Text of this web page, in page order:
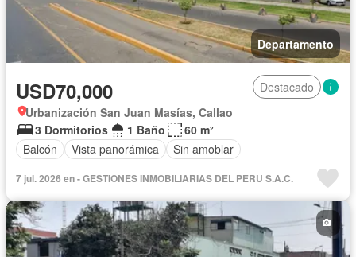
Departamento
USD70,000
Destacado
Urbanización San Juan Masías, Callao
3 Dormitorios
1 Baño
60 m²
Balcón
Vista panorámica Sin amoblar
7 jul. 2026 en - GESTIONES INMOBILIARIAS DEL PERU S.A.C.